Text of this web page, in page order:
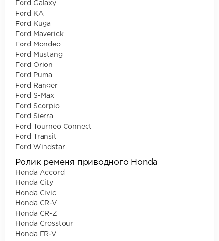
Ford Galaxy
Ford KA
Ford Kuga
Ford Maverick
Ford Mondeo
Ford Mustang
Ford Orion
Ford Puma
Ford Ranger
Ford S-Max
Ford Scorpio
Ford Sierra
Ford Tourneo Connect
Ford Transit
Ford Windstar
Ролик ременя приводного Honda
Honda Accord
Honda City
Honda Civic
Honda CR-V
Honda CR-Z
Honda Crosstour
Honda FR-V